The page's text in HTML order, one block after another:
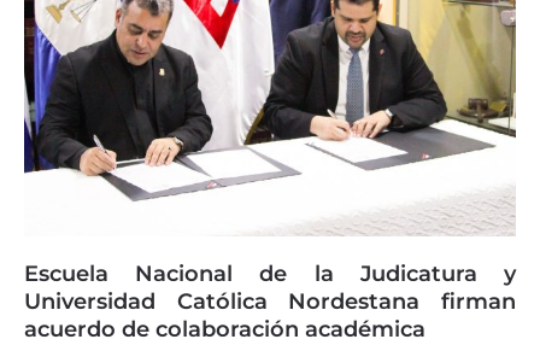
Escuela Nacional de la Judicatura y
Universidad Católica Nordestana firman
acuerdo de colaboración académica